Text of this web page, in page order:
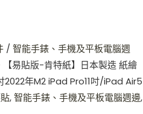
/ 智能手錶、手機及平板電腦週
【易貼版-肯特紙】日本製造 紙繪
年M2 iPad Pro11吋/iPad Air5
,智能手錶、手機及平板電腦週邊,